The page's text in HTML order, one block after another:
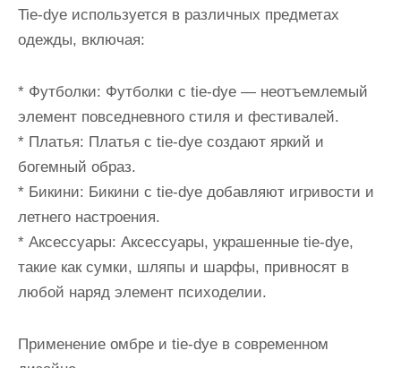
Tie-dye используется в различных предметах
одежды, включая:
* Футболки: Футболки с tie-dye — неотъемлемый
элемент повседневного стиля и фестивалей.
* Платья: Платья с tie-dye создают яркий и
богемный образ.
* Бикини: Бикини с tie-dye добавляют игривости и
летнего настроения.
* Аксессуары: Аксессуары, украшенные tie-dye,
такие как сумки, шляпы и шарфы, привносят в
любой наряд элемент психоделии.
Применение омбре и tie-dye в современном